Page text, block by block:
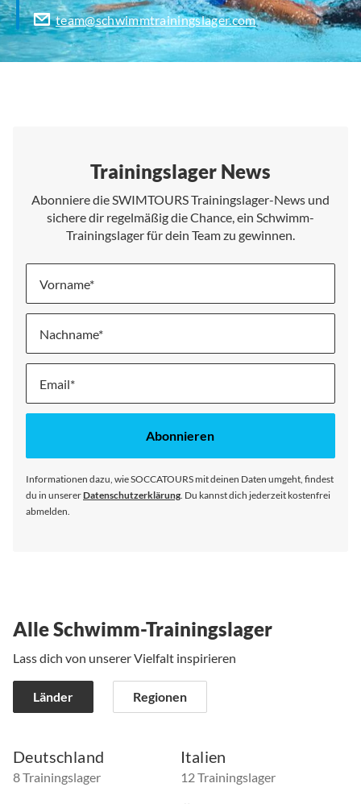
team@schwimmtrainingslager.com
Trainingslager News
Abonniere die SWIMTOURS Trainingslager-News und
sichere dir regelmäßig die Chance, ein Schwimm-
Trainingslager für dein Team zu gewinnen.
Vorname
Nachname
Melde
für
Abonnieren
Informationen dazu, wie SOCCATOURS mit deinen Daten umgeht, findest
du in unsererDatenschutzerklärung. Du kannst dich jederzeit kostenfrei
abmelden.
Alle Schwimm-Trainingslager
Lass dich von unserer Vielfalt inspirieren
Länder Regionen
Deutschland
8 Trainingslager
Italien
12 Trainingslager